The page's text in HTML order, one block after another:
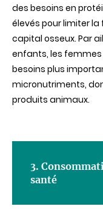
des besoins en
élevés pour limiter
capital osseux. Par
enfants, les femmes
besoins plus
micronutriments,
produits animaux.
3.
santé